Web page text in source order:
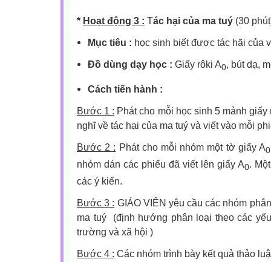
* Hoạt động 3 : Tác hại của ma tuý (30
Mục tiêu : học sinh biết được tác hãi của
Đồ dùng dạy học : Giấy rôki A0, bút dạ,
Cách tiến hành :
Bước 1 : Phát cho mỗi học sinh 5 mảnh
nghĩ về tác hại của ma tuý và viết vào mỗi
Bước 2 : Phát cho mỗi nhóm một tờ giấy A0
nhóm dán các phiếu đã viết lên giấy A0.
các ý kiến.
Bước 3 : GIÁO VIÊN yêu cầu các nhóm
ma tuý (định hướng phân loại theo các
trường và xã hội )
Bước 4 : Các nhóm trình bày kết quả thảo